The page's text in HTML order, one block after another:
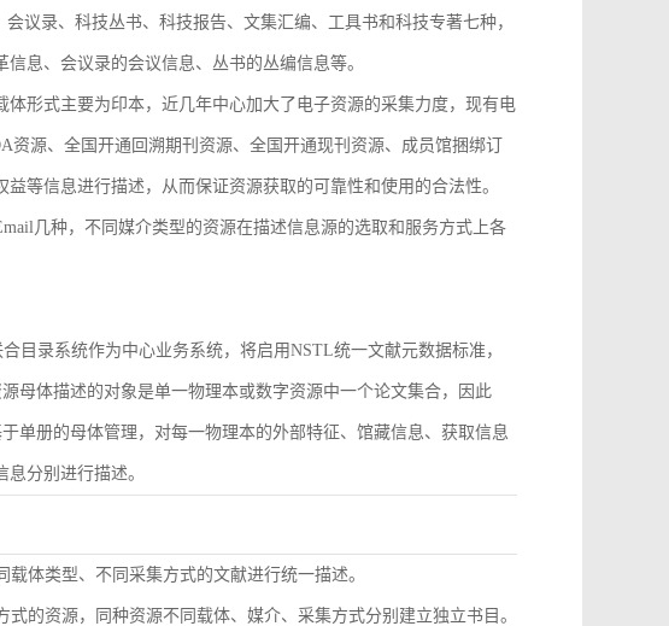
议录、科技丛书、科技报告、文集汇编、工具书和科技专著七种，
息、会议录的会议信息、丛书的丛编信息等。
形式主要为印本，近几年中心加大了电子资源的采集力度，现有电
源、全国开通回溯期刊资源、全国开通现刊资源、成员馆捆绑订
等信息进行描述，从而保证资源获取的可靠性和使用的合法性。
几种，不同媒介类型的资源在描述信息源的选取和服务方式上各
目录系统作为中心业务系统，将启用NSTL统一文献元数据标准，
母体描述的对象是单一物理本或数字资源中一个论文集合，因此
单册的母体管理，对每一物理本的外部特征、馆藏信息、获取信息
分别进行描述。
体类型、不同采集方式的文献进行统一描述。
的资源，同种资源不同载体、媒介、采集方式分别建立独立书目。